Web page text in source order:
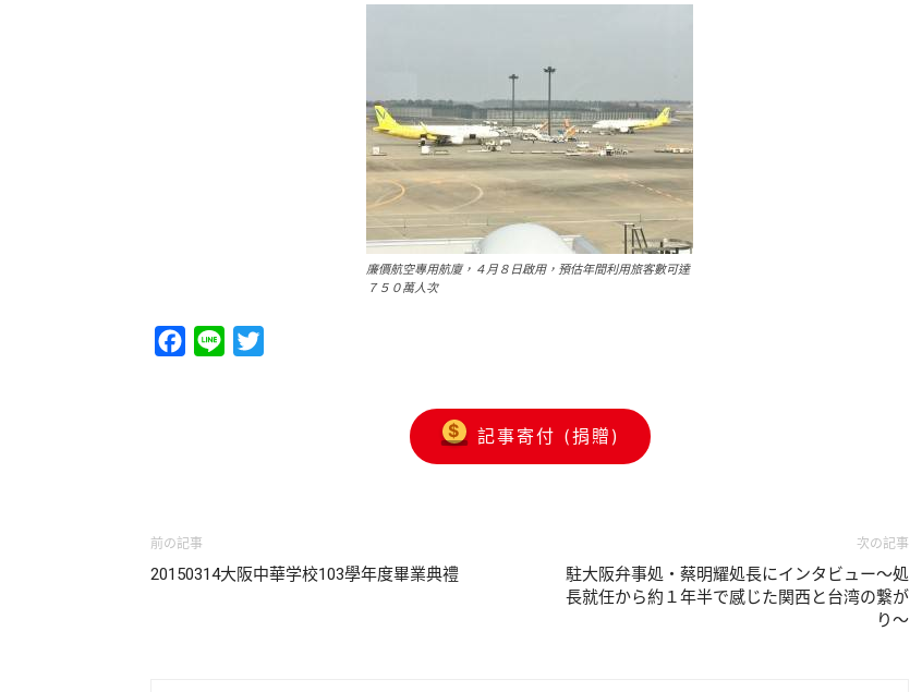
廉價航空專用航廈，４月８日啟用，預估年間利用旅客數可達
７５０萬人次
Facebook
Line
記事寄付 (捐贈)
前の記事
20150314大阪中華学校103學年度畢業典禮
次の記事
駐大阪弁事処・蔡明耀処長にインタビュー～処
長就任から約１年半で感じた関西と台湾の繋が
り～